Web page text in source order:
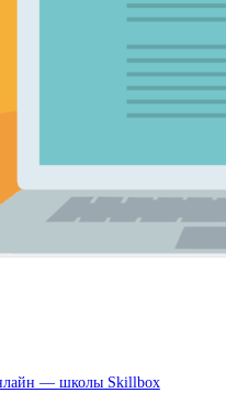
— школы Skillbox